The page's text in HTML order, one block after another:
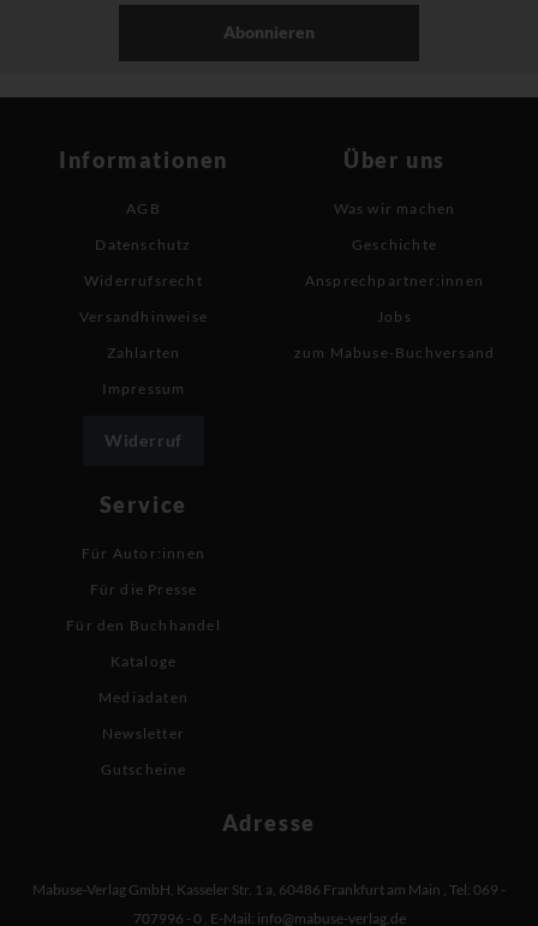
Abonnieren
Informationen
AGB
Datenschutz
Widerrufsrecht
Versandhinweise
Zahlarten
Impressum
Widerruf
Über uns
Was wir machen
Geschichte
Ansprechpartner:innen
Jobs
zum Mabuse-Buchversand
Service
Für Autor:innen
Für die Presse
Für den Buchhandel
Kataloge
Mediadaten
Newsletter
Gutscheine
Adresse
Mabuse-Verlag GmbH Kasseler Str. 1 a 60486 Frankfurt am Main Tel: 069 -
707996 - 0 E-Mail: info@mabuse-verlag.de